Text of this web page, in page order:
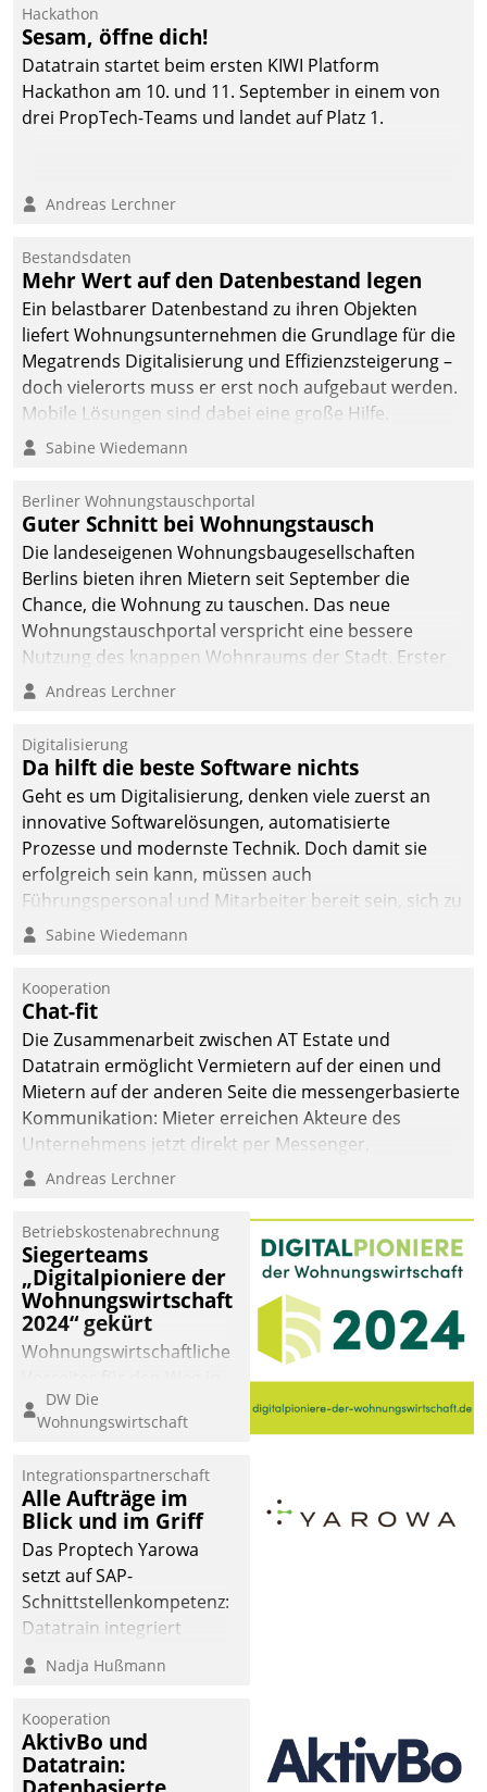
künftige Aufgaben und
Herausforderungen
gerüstet.
Hackathon
Sesam, öffne dich!
Datatrain startet beim ersten KIWI Platform
Hackathon am 10. und 11. September in einem von
drei PropTech-Teams und landet auf Platz 1.
Andreas Lerchner
Bestandsdaten
Mehr Wert auf den Datenbestand legen
Ein belastbarer Datenbestand zu ihren Objekten
liefert Wohnungsunternehmen die Grundlage für die
Megatrends Digitalisierung und Effizienzsteigerung –
doch vielerorts muss er erst noch aufgebaut werden.
Mobile Lösungen sind dabei eine große Hilfe.
Sabine Wiedemann
Berliner Wohnungstauschportal
Guter Schnitt bei Wohnungstausch
Die landeseigenen Wohnungsbaugesellschaften
Berlins bieten ihren Mietern seit September die
Chance, die Wohnung zu tauschen. Das neue
Wohnungstauschportal verspricht eine bessere
Nutzung des knappen Wohnraums der Stadt. Erster
Anwendungsfall für Datatrains Lösung API-Hub mit
Unternehmen.
Andreas Lerchner
Digitalisierung
Da hilft die beste Software nichts
Geht es um Digitalisierung, denken viele zuerst an
innovative Softwarelösungen, automatisierte
Prozesse und modernste Technik. Doch damit sie
erfolgreich sein kann, müssen auch
Führungspersonal und Mitarbeiter bereit sein, sich zu
verändern und anzupassen, sonst werden sie an ihr
Sabine Wiedemann
Kooperation
Chat-fit
Die Zusammenarbeit zwischen AT Estate und
Datatrain ermöglicht Vermietern auf der einen und
Mietern auf der anderen Seite die messengerbasierte
Kommunikation: Mieter erreichen Akteure des
Unternehmens jetzt direkt per Messenger,
Mitarbeiter oder Dienstleister empfangen oder
Andreas Lerchner
Betriebskostenabrechnung
Siegerteams
„Digitalpioniere der
Wohnungswirtschaft
2024“ gekürt
Wohnungswirtschaftliche
eine digitale Zukunft zu
finden, ist das Ziel des
der
Wohnungswirtschaft“.
Bewerben können sich
dafür ein Team
bestehend aus
Wohnungsunternehmen
und PropTech.
DW Die
Wohnungswirtschaft
Integrationspartnerschaft
Alle Aufträge im
Blick und im Griff
Das Proptech Yarowa
setzt auf SAP-
Schnittstellenkompetenz:
Datatrain integriert
Yarowas Portal zur
Vergabe und Verwaltung
operativen
Instandhaltung in die
SAP-Systemlandschaft
Nadja Hußmann
Kooperation
AktivBo und
Datatrain: